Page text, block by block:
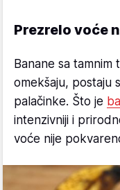
Prezrelo voće
Banane sa
omekšaju, postaju
palačinke. Što je
intenzivniji i
voće nije